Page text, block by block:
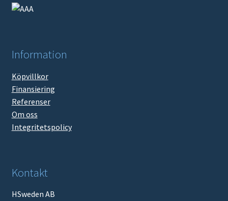
Information
Köpvillkor
Finansiering
Referenser
Om oss
Integritetspolicy
Kontakt
HSweden AB